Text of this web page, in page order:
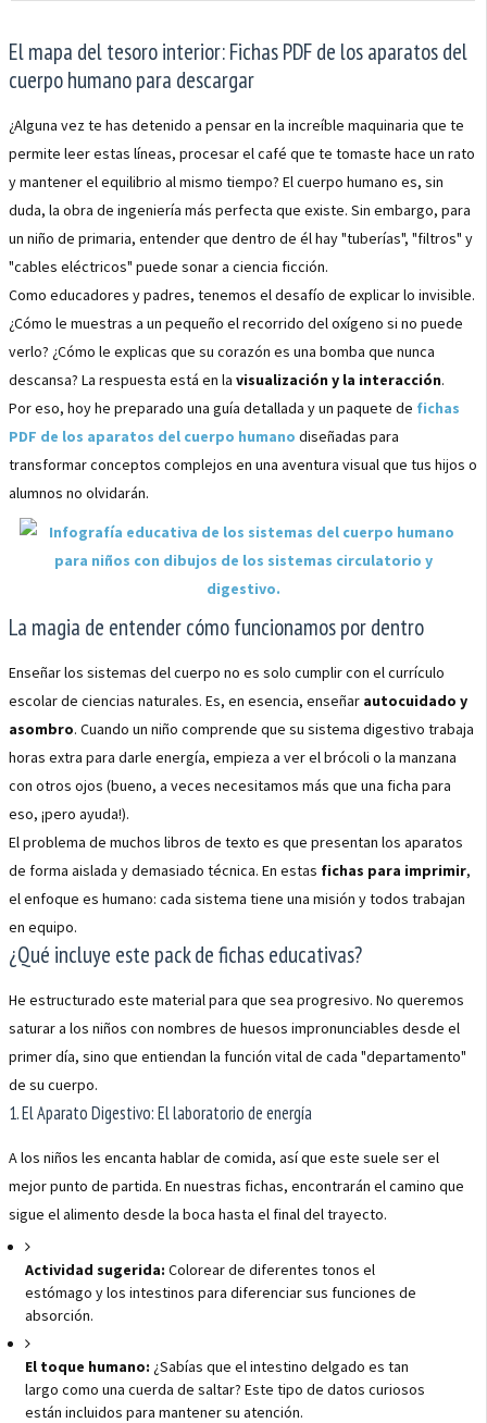
El mapa del tesoro interior: Fichas PDF de los aparatos del
cuerpo humano para descargar
¿Alguna vez te has detenido a pensar en la increíble maquinaria que te
permite leer estas líneas, procesar el café que te tomaste hace un rato
y mantener el equilibrio al mismo tiempo? El cuerpo humano es, sin
duda, la obra de ingeniería más perfecta que existe. Sin embargo, para
un niño de primaria, entender que dentro de él hay "tuberías", "filtros" y
"cables eléctricos" puede sonar a ciencia ficción.
Como educadores y padres, tenemos el desafío de explicar lo invisible.
¿Cómo le muestras a un pequeño el recorrido del oxígeno si no puede
verlo? ¿Cómo le explicas que su corazón es una bomba que nunca
descansa? La respuesta está en la visualización y la interacción.
Por eso, hoy he preparado una guía detallada y un paquete de fichas
PDF de los aparatos del cuerpo humano diseñadas para
transformar conceptos complejos en una aventura visual que tus hijos o
alumnos no olvidarán.
La magia de entender cómo funcionamos por dentro
Enseñar los sistemas del cuerpo no es solo cumplir con el currículo
escolar de ciencias naturales. Es, en esencia, enseñar autocuidado y
asombro. Cuando un niño comprende que su sistema digestivo trabaja
horas extra para darle energía, empieza a ver el brócoli o la manzana
con otros ojos (bueno, a veces necesitamos más que una ficha para
eso, ¡pero ayuda!).
El problema de muchos libros de texto es que presentan los aparatos
de forma aislada y demasiado técnica. En estas fichas para imprimir,
el enfoque es humano: cada sistema tiene una misión y todos trabajan
en equipo.
¿Qué incluye este pack de fichas educativas?
He estructurado este material para que sea progresivo. No queremos
saturar a los niños con nombres de huesos impronunciables desde el
primer día, sino que entiendan la función vital de cada "departamento"
de su cuerpo.
1. El Aparato Digestivo: El laboratorio de energía
A los niños les encanta hablar de comida, así que este suele ser el
mejor punto de partida. En nuestras fichas, encontrarán el camino que
sigue el alimento desde la boca hasta el final del trayecto.
Actividad sugerida: Colorear de diferentes tonos el
estómago y los intestinos para diferenciar sus funciones de
absorción.
El toque humano: ¿Sabías que el intestino delgado es tan
largo como una cuerda de saltar? Este tipo de datos curiosos
están incluidos para mantener su atención.